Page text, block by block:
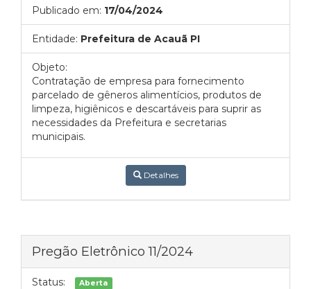
Publicado em: 17/04/2024
Entidade: Prefeitura de Acauã PI
Objeto:
Contratação de empresa para fornecimento
parcelado de gêneros alimentícios, produtos de
limpeza, higiênicos e descartáveis para suprir as
necessidades da Prefeitura e secretarias
municipais.
Detalhes
Pregão Eletrônico 11/2024
Status: Aberta